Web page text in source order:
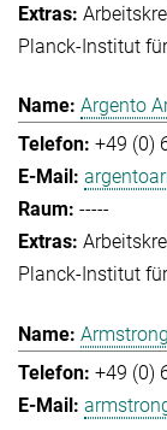
Planck-Institut
Argento
+49 (0)
-----
Planck-Institut
+49 (0)